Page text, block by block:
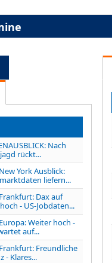
Nach
rückt...
York Ausblick:
liefern...
Dax auf
- US-Jobdaten...
Weiter hoch -
auf...
Freundliche
- Klares...